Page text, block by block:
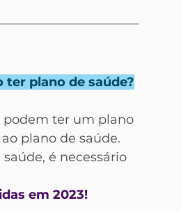
plano de saúde?
podem ter um plano
plano de saúde.
é necessário
em 2023!